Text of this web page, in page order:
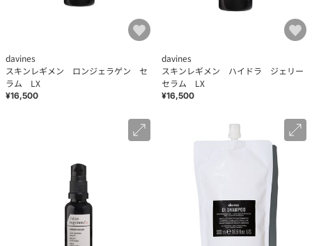
davines
スキンレギメン ロンジェラゲン セ
ラム LX
¥16,500
davines
スキンレギメン ハイドラ ジェリー
セラム LX
¥16,500